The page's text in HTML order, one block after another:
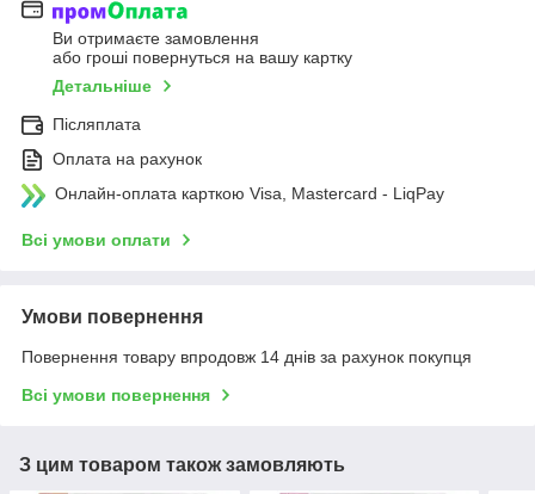
Ви отримаєте замовлення
або гроші повернуться на вашу картку
Детальніше
Післяплата
Оплата на рахунок
Онлайн-оплата карткою Visa, Mastercard - LiqPay
Всі умови оплати
Умови повернення
Повернення товару впродовж 14 днів за рахунок покупця
Всі умови повернення
З цим товаром також замовляють